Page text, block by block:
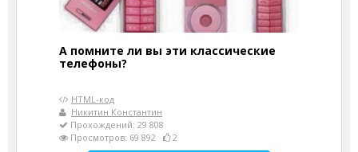
А помните ли вы эти классические
телефоны?
HTML-код
Никитин Константин
Прохождений: 29 808
Просмотров: 69 892
2